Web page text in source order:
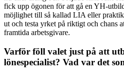
fick upp ögonen för att gå en YH-
möjlighet till så kallad LIA eller
ut och testa yrket på riktigt och chans
framtida arbetsgivare.
Varför föll valet just på att
lönespecialist? Vad var det